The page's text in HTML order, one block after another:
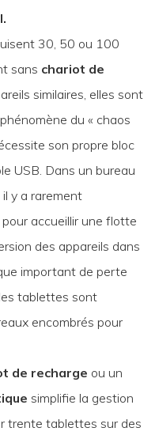
30, 50 ou 100
sans chariot de
similaires, elles sont
du « chaos
son propre bloc
USB. Dans un bureau
y a rarement
accueillir une flotte
des appareils dans
important de perte
tablettes sont
encombrés pour
de recharge ou un
simplifie la gestion
trente tablettes sur des